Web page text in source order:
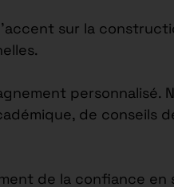
sur la
personnalisé.
de conseils
de la confiance en